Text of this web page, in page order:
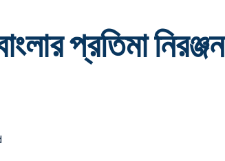
প্রতিমা নিরঞ্জন